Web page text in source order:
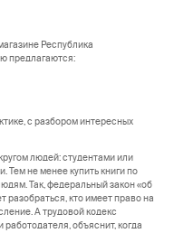
Республика
предлагаются:
с разбором интересных
людей: студентами или
не менее купить книги по
Так, федеральный закон «об
кто имеет право на
А трудовой кодекс
объяснит, когда